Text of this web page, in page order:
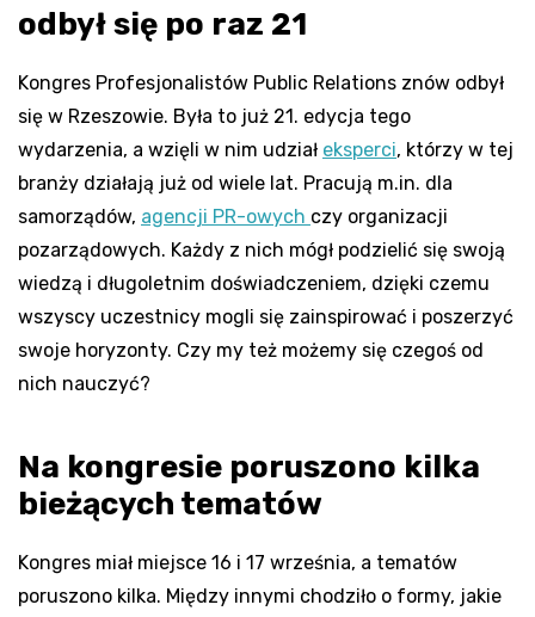
odbył się po raz 21
Kongres Profesjonalistów Public Relations znów odbył
się w Rzeszowie. Była to już 21. edycja tego
wydarzenia, a wzięli w nim udział eksperci, którzy w tej
branży działają już od wiele lat. Pracują m.in. dla
samorządów, agencji PR-owych czy organizacji
pozarządowych. Każdy z nich mógł podzielić się swoją
wiedzą i długoletnim doświadczeniem, dzięki czemu
wszyscy uczestnicy mogli się zainspirować i poszerzyć
swoje horyzonty. Czy my też możemy się czegoś od
nich nauczyć?
Na kongresie poruszono kilka
bieżących tematów
Kongres miał miejsce 16 i 17 września, a tematów
poruszono kilka. Między innymi chodziło o formy, jakie